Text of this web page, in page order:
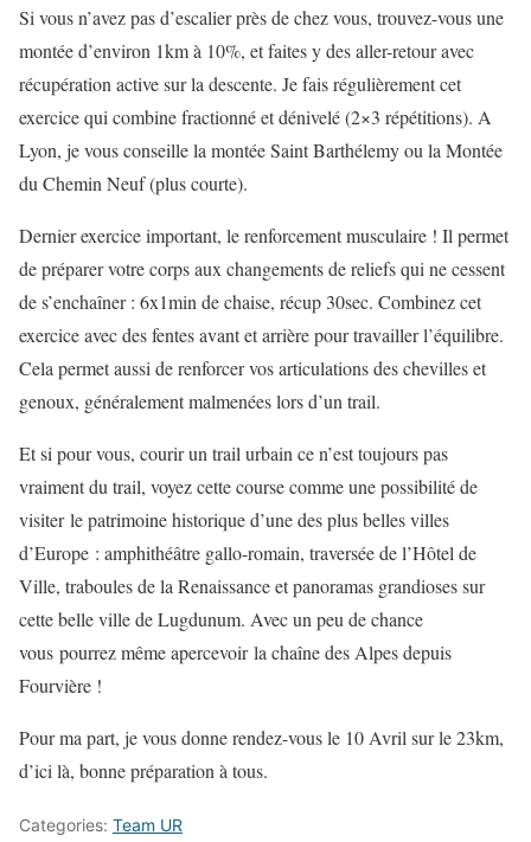
Si vous n’avez pas d’escalier près de chez vous, trouvez-vous une
montée d’environ 1km à 10%, et faites y des aller-retour avec
récupération active sur la descente. Je fais régulièrement cet
exercice qui combine fractionné et dénivelé (2×3 répétitions). A
Lyon, je vous conseille la montée Saint Barthélemy ou la Montée
du Chemin Neuf (plus courte).
Dernier exercice important, le renforcement musculaire ! Il permet
de préparer votre corps aux changements de reliefs qui ne cessent
de s’enchaîner : 6x1min de chaise, récup 30sec. Combinez cet
exercice avec des fentes avant et arrière pour travailler l’équilibre.
Cela permet aussi de renforcer vos articulations des chevilles et
genoux, généralement malmenées lors d’un trail.
Et si pour vous, courir un trail urbain ce n’est toujours pas
vraiment du trail, voyez cette course comme une possibilité de
visiter le patrimoine historique d’une des plus belles villes
d’Europe : amphithéâtre gallo-romain, traversée de l’Hôtel de
Ville, traboules de la Renaissance et panoramas grandioses sur
cette belle ville de Lugdunum. Avec un peu de chance
vous pourrez même apercevoir la chaîne des Alpes depuis
Fourvière !
Pour ma part, je vous donne rendez-vous le 10 Avril sur le 23km,
d’ici là, bonne préparation à tous.
Categories: Team UR